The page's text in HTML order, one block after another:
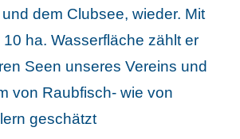
dem Clubsee, wieder. Mit
ha. Wasserfläche zählt er
Seen unseres Vereins und
von Raubfisch- wie von
geschätzt